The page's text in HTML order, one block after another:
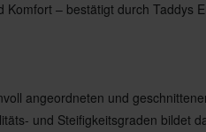
Komfort – bestätigt durch Taddys
angeordneten und
und Steifigkeitsgraden bildet